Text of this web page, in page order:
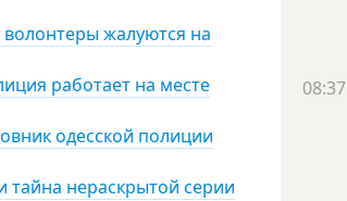
волонтеры жалуются на
работает на месте
одесской полиции
нераскрытой серии
08:37